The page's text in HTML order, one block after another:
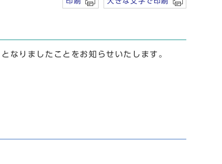
りましたことをお知らせいたします。